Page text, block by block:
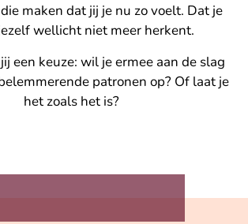
maken dat jij je nu zo voelt. Dat je
wellicht niet meer herkent.
een keuze: wil je ermee aan de slag
patronen op? Of laat je
het zoals het is?